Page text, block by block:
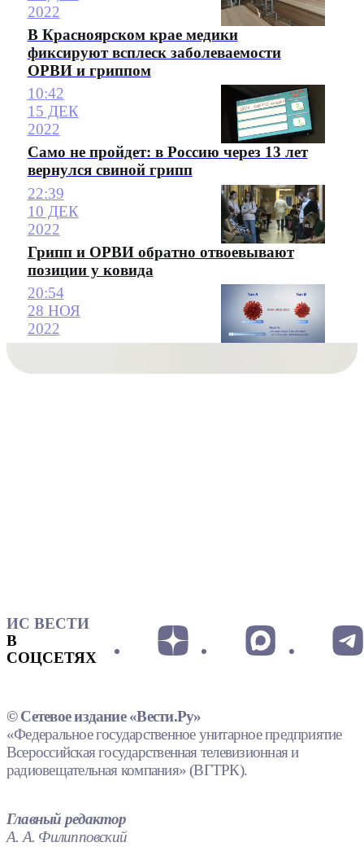
2022
В Красноярском крае медики
фиксируют всплеск заболеваемости
ОРВИ и гриппом
10:42
15 ДЕК
2022
Само не пройдет: в Россию через 13 лет
вернулся свиной грипп
22:39
10 ДЕК
2022
Грипп и ОРВИ обратно отвоевывают
позиции у ковида
20:54
28 НОЯ
2022
ИС ВЕСТИ
В
СОЦСЕТЯХ
© Сетевое издание «Вести.Ру»
«Федеральное государственное унитарное предприятие
Всероссийская государственная телевизионная и
радиовещательная компания» (ВГТРК).
Главный редактор
А. А. Филипповский